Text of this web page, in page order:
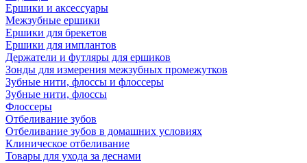
Ершики и аксессуары
Межзубные ершики
Ершики для брекетов
Ершики для имплантов
Держатели и футляры для ершиков
Зонды для измерения межзубных промежутков
Зубные нити, флоссы и флоссеры
Зубные нити, флоссы
Флоссеры
Отбеливание зубов
Отбеливание зубов в домашних условиях
Клиническое отбеливание
Товары для ухода за деснами